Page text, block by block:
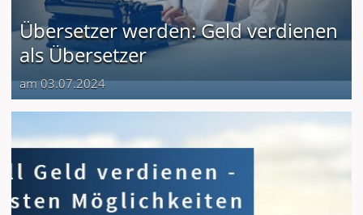
Übersetzer werden: Geld verdienen
als Übersetzer
am 03.07.2024